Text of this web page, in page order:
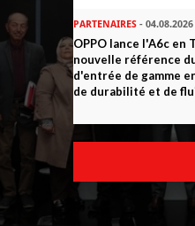
PARTENAIRES - 04.08.2026
OPPO lance l'A6c en
nouvelle référence
d'entrée de gamme
de durabilité et de